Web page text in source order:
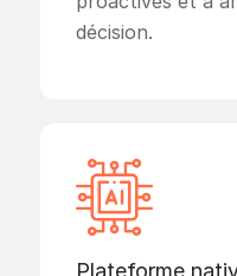
décision.
Plateforme